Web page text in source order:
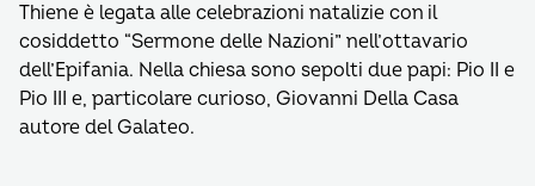
Thiene è legata alle celebrazioni natalizie con il
cosiddetto “Sermone delle Nazioni” nell’ottavario
dell’Epifania. Nella chiesa sono sepolti due papi: Pio II e
Pio III e, particolare curioso, Giovanni Della Casa
autore del Galateo.